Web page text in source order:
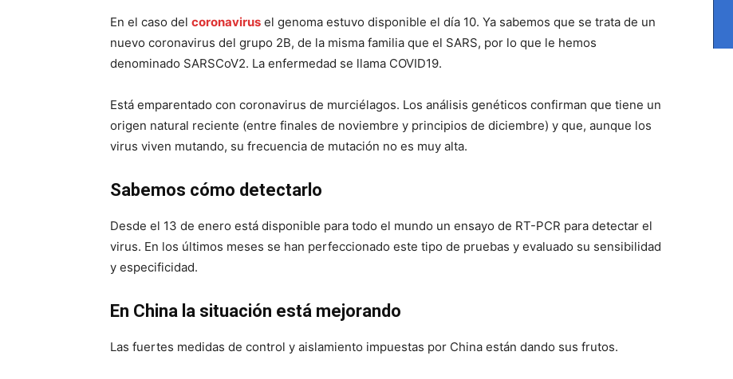
En el caso del coronavirus el genoma estuvo disponible el día 10. Ya sabemos que se trata de un
nuevo coronavirus del grupo 2B, de la misma familia que el SARS, por lo que le hemos
denominado SARSCoV2. La enfermedad se llama COVID19.
Está emparentado con coronavirus de murciélagos. Los análisis genéticos confirman que tiene un
origen natural reciente (entre finales de noviembre y principios de diciembre) y que, aunque los
virus viven mutando, su frecuencia de mutación no es muy alta.
Sabemos cómo detectarlo
Desde el 13 de enero está disponible para todo el mundo un ensayo de RT-PCR para detectar el
virus. En los últimos meses se han perfeccionado este tipo de pruebas y evaluado su sensibilidad
y especificidad.
En China la situación está mejorando
Las fuertes medidas de control y aislamiento impuestas por China están dando sus frutos.